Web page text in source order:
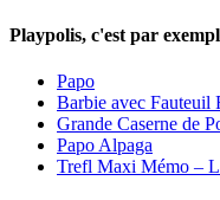
Playpolis, c'est par
Papo
Barbie avec Fauteuil
Grande Caserne de
Papo Alpaga
Trefl Maxi Mémo –